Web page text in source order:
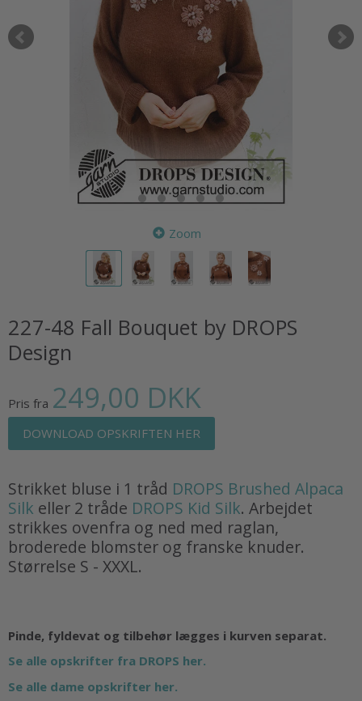
Zoom
227-48 Fall Bouquet by DROPS
Design
Pris fra 249,00 DKK
DOWNLOAD OPSKRIFTEN HER
Strikket bluse i 1 tråd DROPS Brushed Alpaca
Silk eller 2 tråde DROPS Kid Silk. Arbejdet
strikkes ovenfra og ned med raglan,
broderede blomster og franske knuder.
Størrelse S - XXXL.
Pinde, fyldevat og tilbehør lægges i kurven separat.
Se alle opskrifter fra DROPS her.
Se alle dame opskrifter her.